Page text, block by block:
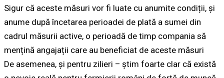
Sigur că aceste măsuri vor fi luate cu anumite condiții, și
anume după încetarea perioadei de plată a sumei din
cadrul măsurii active, o perioadă de timp compania să
mențină angajații care au beneficiat de aceste măsuri
De asemenea, și pentru zilieri – știm foarte clar că există